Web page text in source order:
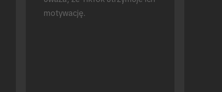
motywację.